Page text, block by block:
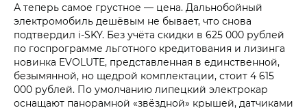
А теперь самое грустное — цена. Дальнобойный
электромобиль дешёвым не бывает, что снова
подтвердил i‑SKY. Без учёта скидки в 625 000 рублей
по госпрограмме льготного кредитования и лизинга
новинка EVOLUTE, представленная в единственной,
безымянной, но щедрой комплектации, стоит 4 615
000 рублей. По умолчанию липецкий электрокар
оснащают панорамной «звёздной» крышей, датчиками